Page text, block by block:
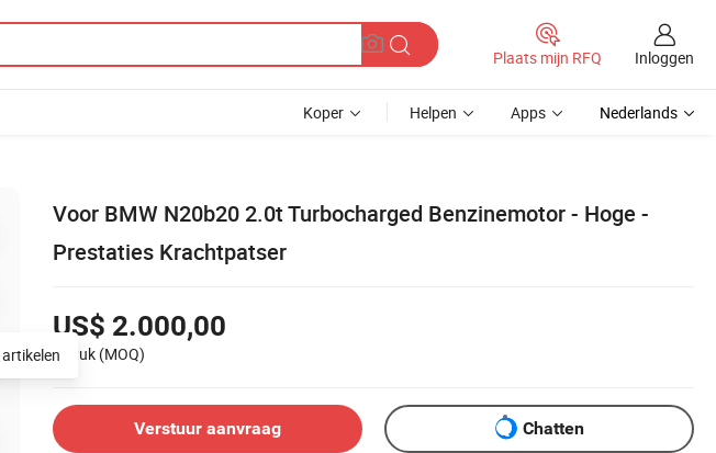
Plaats mijn RFQ Inloggen
Koper Helpen Apps Nederlands
Voor BMW N20b20 2.0t Turbocharged Benzinemotor - Hoge -
Prestaties Krachtpatser
US$ 2.000,00
1 Stuk (MOQ)
Verstuur aanvraag Chatten